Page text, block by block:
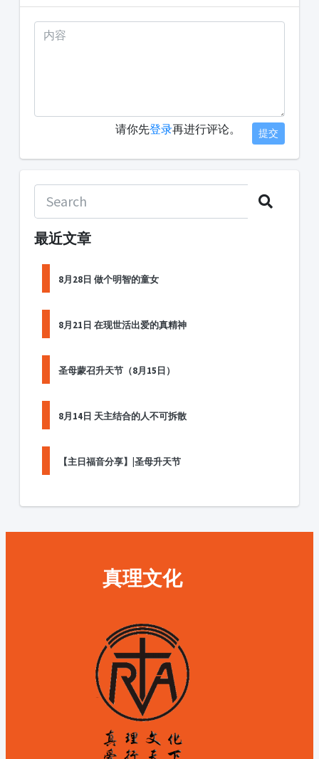
请你先登录再进行评论。 提交
最近文章
8月28日 做个明智的童女
8月21日 在现世活出爱的真精神
圣母蒙召升天节（8月15日）
8月14日 天主结合的人不可拆散
【主日福音分享】|圣母升天节
真理文化